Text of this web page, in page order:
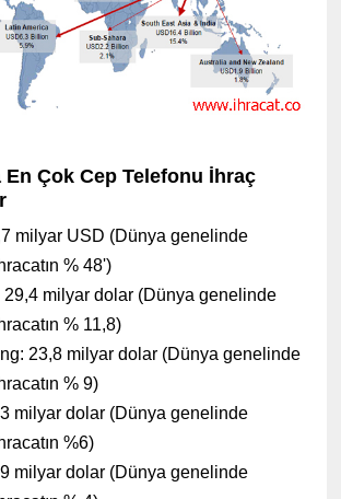
En Çok Cep Telefonu İhraç
milyar USD (Dünya genelinde
% 48')
29,4 milyar dolar (Dünya genelinde
% 11,8)
23,8 milyar dolar (Dünya genelinde
% 9)
milyar dolar (Dünya genelinde
%6)
milyar dolar (Dünya genelinde